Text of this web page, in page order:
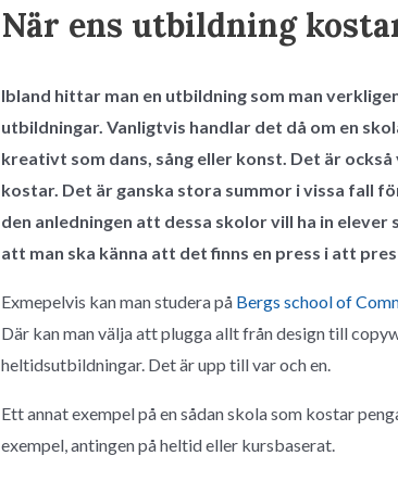
När ens utbildning
Ibland hittar man en utbildning som man
utbildningar. Vanligtvis handlar det då om en
kreativt som dans, sång eller konst. Det är
kostar. Det är ganska stora summor i vissa fall
den anledningen att dessa skolor vill ha in
att man ska känna att det finns en press i att
Exmepelvis kan man studera på Bergs school of
Där kan man välja att plugga allt från design till
heltidsutbildningar. Det är upp till var och en.
Ett annat exempel på en sådan skola som kostar
exempel, antingen på heltid eller kursbaserat.